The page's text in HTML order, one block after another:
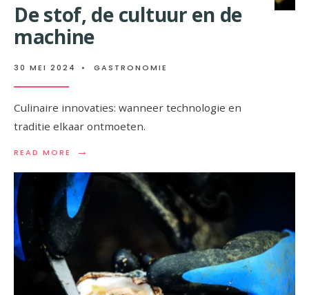
De stof, de cultuur en de
machine
30 MEI 2024 • GASTRONOMIE
Culinaire innovaties: wanneer technologie en
traditie elkaar ontmoeten.
READ MORE →
READ
DE
STOF,
DE
CULTUUR
EN
DE